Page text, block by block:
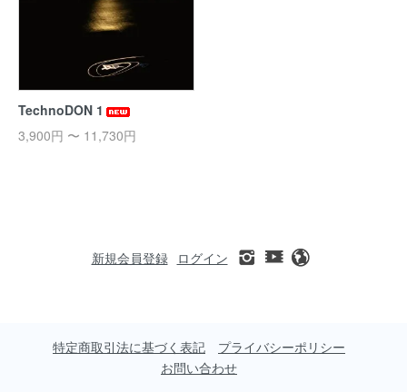
TechnoDON 1
3,900円 〜 11,730円
新規会員登録 ログイン
特定商取引法に基づく表記
プライバシーポリシー
お問い合わせ